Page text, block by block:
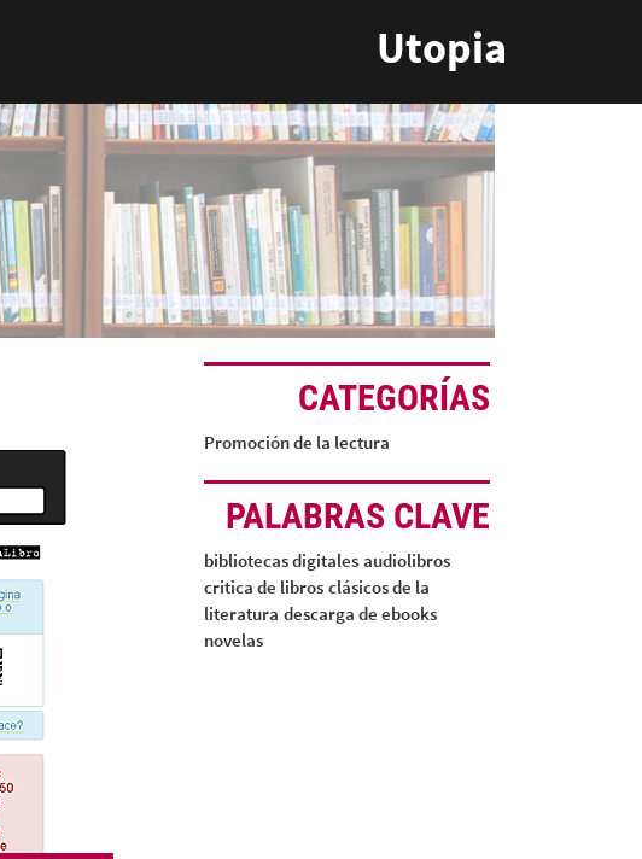
Utopia
CATEGORÍAS
Promoción de la lectura
PALABRAS CLAVE
bibliotecas digitales audiolibros
critica de libros clásicos de la
literatura descarga de ebooks
novelas